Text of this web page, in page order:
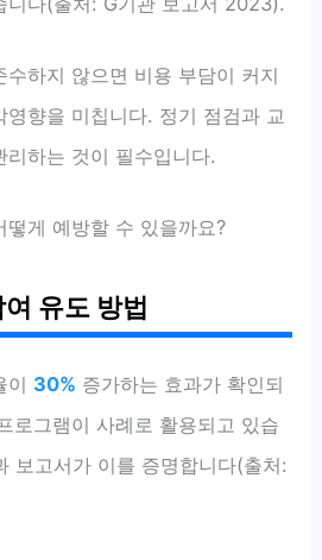
하지 않으면 비용 부담이 커지
영향을 미칩니다. 정기 점검과 교
하는 것이 필수입니다.
떻게 예방할 수 있을까요?
유도 방법
이 30% 증가하는 효과가 확인되
로그램이 사례로 활용되고 있습
보고서가 이를 증명합니다(출처: